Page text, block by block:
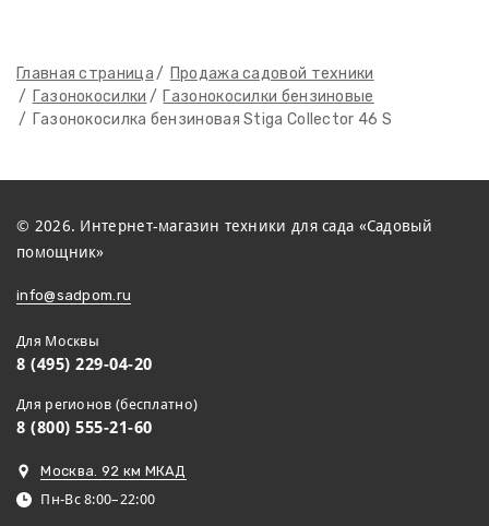
Главная страница
Продажа садовой техники
Газонокосилки
Газонокосилки бензиновые
Газонокосилка бензиновая Stiga Collector 46 S
© 2026. Интернет-магазин техники для сада «Садовый
помощник»
info@sadpom.ru
Для Москвы
8 (495) 229-04-20
Для регионов (бесплатно)
8 (800) 555-21-60
Москва. 92 км МКАД
Пн-Вс 8:00–22:00